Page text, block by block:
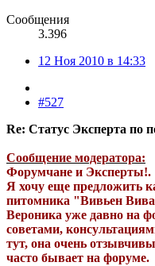
Сообщения
3.396
12 Ноя 2010 в 14:33
#527
Re: Статус Эксперта по
Сообщение модератора:
Форумчане и Эксперты!.
Я хочу еще предложить
питомника "Вивьен
Вероника уже давно на
советами,
тут, она очень
часто бывает на форуме.